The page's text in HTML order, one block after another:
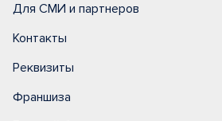
Для СМИ и партнеров
Контакты
Реквизиты
Франшиза